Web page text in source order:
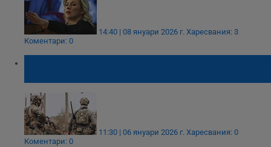
14:40 | 08 януари 2026 г. Харесвания: 3
Коментари: 0
11:30 | 06 януари 2026 г. Харесвания: 0
Коментари: 0